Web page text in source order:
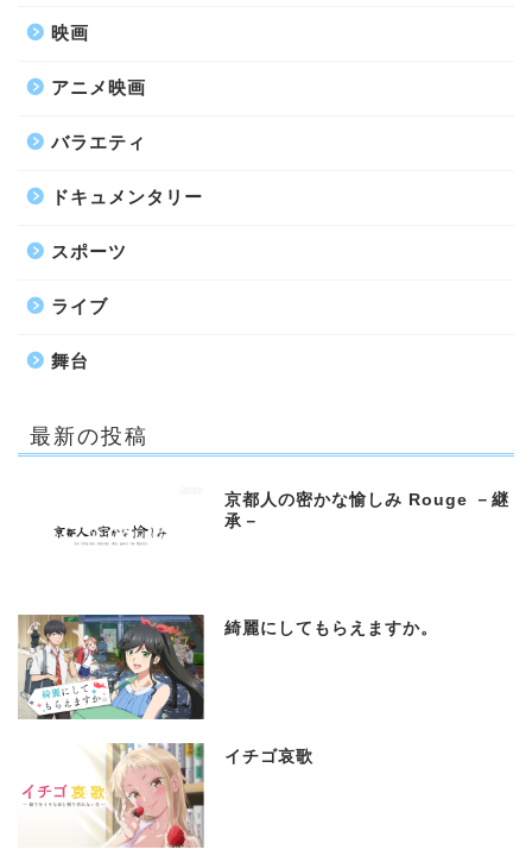
映画
アニメ映画
バラエティ
ドキュメンタリー
スポーツ
ライブ
舞台
最新の投稿
京都人の密かな愉しみ Rouge －継
承－
綺麗にしてもらえますか。
イチゴ哀歌